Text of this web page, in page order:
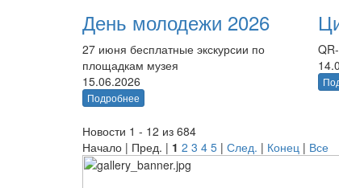
День молодежи 2026
27 июня бесплатные экскурсии по
площадкам музея
15.06.2026
Подробнее
Новости 1 - 12 из 684
Начало | Пред. | 1 2 3 4 5 | След. | Конец | Все